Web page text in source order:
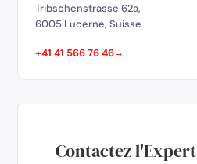
Tribschenstrasse 62a,
6005 Lucerne, Suisse
+41 41 566 76 46
Contactez l'Expert